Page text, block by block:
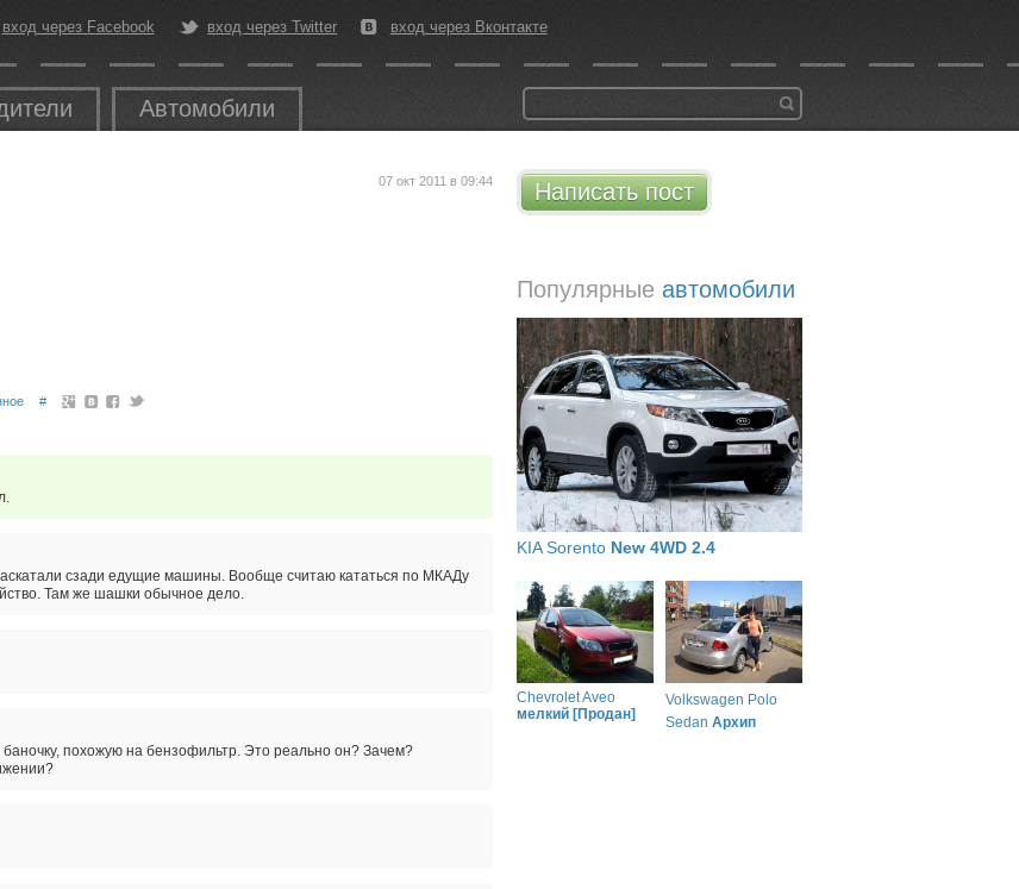
вход через Facebook вход через Twitter вход через Вконтакте
Автомобили
Написать пост
Популярные автомобили
KIA Sorento New 4WD 2.4
Chevrolet Aveo
мелкий [Продан]
Volkswagen Polo
Sedan Архип
07 окт 2011 в 09:44
#
сзади едущие машины. Вообще считаю кататься по МКАДу
Там же шашки обычное дело.
похожую на бензофильтр. Это реально он? Зачем?